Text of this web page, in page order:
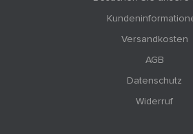
Versandkosten
AGB
Datenschutz
Widerruf